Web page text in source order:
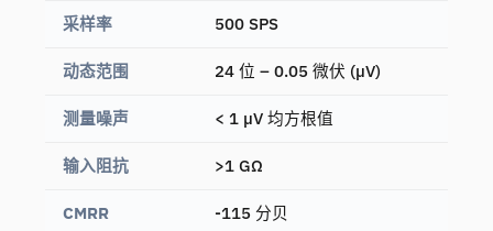
采样率 500 SPS
动态范围 24 位 – 0.05 微伏 (µV)
测量噪声 < 1 µV 均方根值
输入阻抗 >1 GΩ
CMRR -115 分贝